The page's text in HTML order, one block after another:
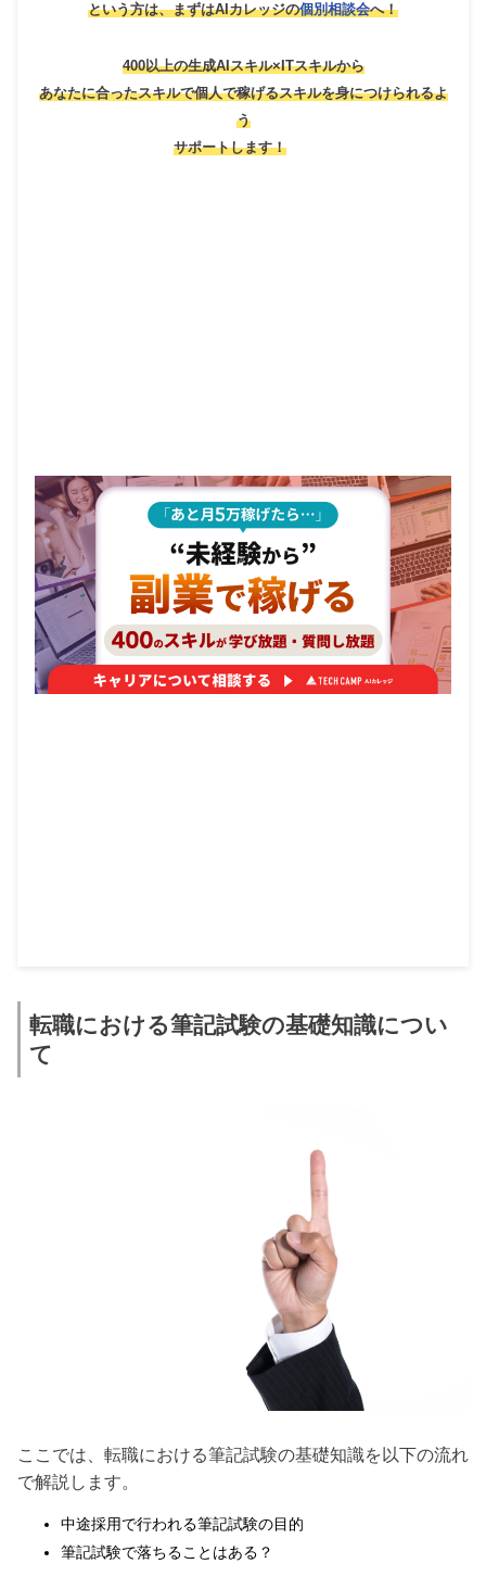
という方は、まずはAIカレッジの個別相談会へ！
400以上の生成AIスキル×ITスキルから
あなたに合ったスキルで個人で稼げるスキルを身につけられるよ
う
サポートします！
転職における筆記試験の基礎知識につい
て
ここでは、転職における筆記試験の基礎知識を以下の流れ
で解説します。
中途採用で行われる筆記試験の目的
筆記試験で落ちることはある？